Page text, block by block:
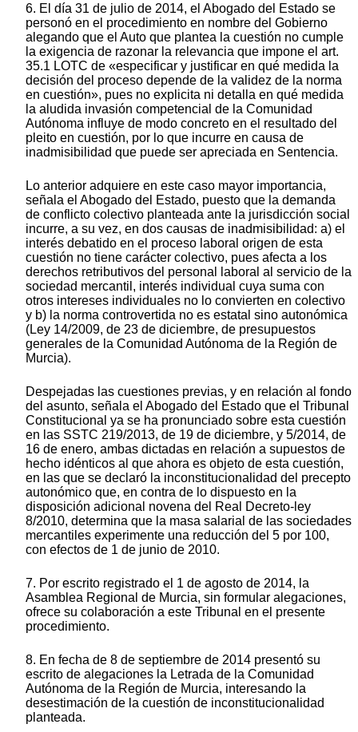
6. El día 31 de julio de 2014, el Abogado del Estado se
personó en el procedimiento en nombre del Gobierno
alegando que el Auto que plantea la cuestión no cumple
la exigencia de razonar la relevancia que impone el art.
35.1 LOTC de «especificar y justificar en qué medida la
decisión del proceso depende de la validez de la norma
en cuestión», pues no explicita ni detalla en qué medida
la aludida invasión competencial de la Comunidad
Autónoma influye de modo concreto en el resultado del
pleito en cuestión, por lo que incurre en causa de
inadmisibilidad que puede ser apreciada en Sentencia.
Lo anterior adquiere en este caso mayor importancia,
señala el Abogado del Estado, puesto que la demanda
de conflicto colectivo planteada ante la jurisdicción social
incurre, a su vez, en dos causas de inadmisibilidad: a) el
interés debatido en el proceso laboral origen de esta
cuestión no tiene carácter colectivo, pues afecta a los
derechos retributivos del personal laboral al servicio de la
sociedad mercantil, interés individual cuya suma con
otros intereses individuales no lo convierten en colectivo
y b) la norma controvertida no es estatal sino autonómica
(Ley 14/2009, de 23 de diciembre, de presupuestos
generales de la Comunidad Autónoma de la Región de
Murcia).
Despejadas las cuestiones previas, y en relación al fondo
del asunto, señala el Abogado del Estado que el Tribunal
Constitucional ya se ha pronunciado sobre esta cuestión
en las SSTC 219/2013, de 19 de diciembre, y 5/2014, de
16 de enero, ambas dictadas en relación a supuestos de
hecho idénticos al que ahora es objeto de esta cuestión,
en las que se declaró la inconstitucionalidad del precepto
autonómico que, en contra de lo dispuesto en la
disposición adicional novena del Real Decreto-ley
8/2010, determina que la masa salarial de las sociedades
mercantiles experimente una reducción del 5 por 100,
con efectos de 1 de junio de 2010.
7. Por escrito registrado el 1 de agosto de 2014, la
Asamblea Regional de Murcia, sin formular alegaciones,
ofrece su colaboración a este Tribunal en el presente
procedimiento.
8. En fecha de 8 de septiembre de 2014 presentó su
escrito de alegaciones la Letrada de la Comunidad
Autónoma de la Región de Murcia, interesando la
desestimación de la cuestión de inconstitucionalidad
planteada.